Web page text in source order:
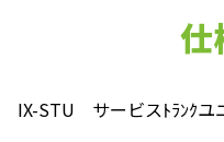
仕
IX-STU サービスﾄﾗﾝｸユ